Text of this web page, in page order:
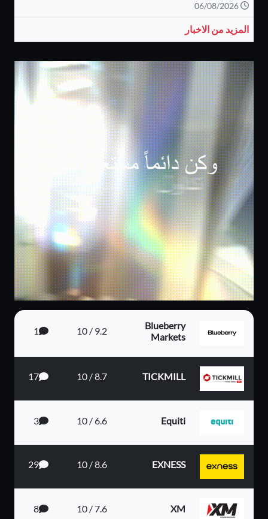
المزيد من الاخبار
Blueberry
Markets
9.2 / 10
1
TICKMILL
8.7 / 10
17
Equiti
6.6 / 10
3
EXNESS
8.6 / 10
29
XM
7.6 / 10
8